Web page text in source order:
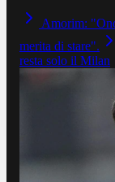
Amorim:
merita di stare".
resta solo il Milan